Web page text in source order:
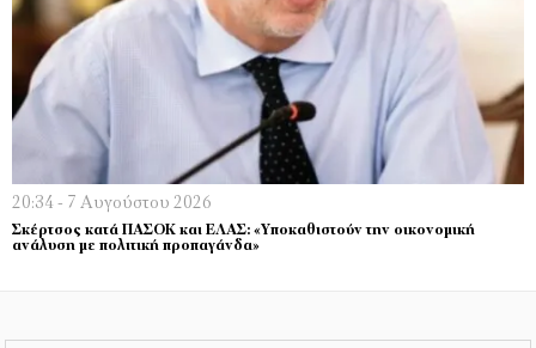
20:34 - 7 Αυγούστου 2026
Σκέρτσος κατά ΠΑΣΟΚ και ΕΛΑΣ: «Υποκαθιστούν την οικονομική
ανάλυση με πολιτική προπαγάνδα»